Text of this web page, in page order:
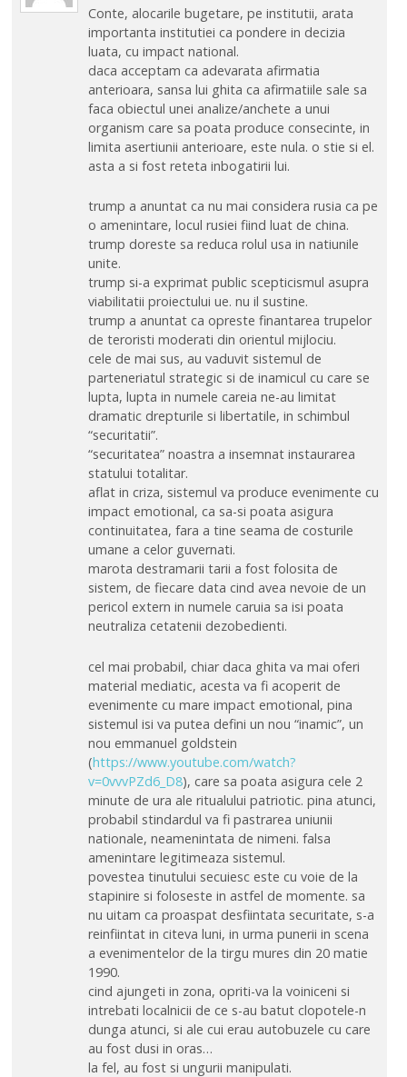
Conte, alocarile bugetare, pe institutii, arata
importanta institutiei ca pondere in decizia
luata, cu impact national.
daca acceptam ca adevarata afirmatia
anterioara, sansa lui ghita ca afirmatiile sale sa
faca obiectul unei analize/anchete a unui
organism care sa poata produce consecinte, in
limita asertiunii anterioare, este nula. o stie si el.
asta a si fost reteta inbogatirii lui.
trump a anuntat ca nu mai considera rusia ca pe
o amenintare, locul rusiei fiind luat de china.
trump doreste sa reduca rolul usa in natiunile
unite.
trump si-a exprimat public scepticismul asupra
viabilitatii proiectului ue. nu il sustine.
trump a anuntat ca opreste finantarea trupelor
de teroristi moderati din orientul mijlociu.
cele de mai sus, au vaduvit sistemul de
parteneriatul strategic si de inamicul cu care se
lupta, lupta in numele careia ne-au limitat
dramatic drepturile si libertatile, in schimbul
“securitatii”.
“securitatea” noastra a insemnat instaurarea
statului totalitar.
aflat in criza, sistemul va produce evenimente cu
impact emotional, ca sa-si poata asigura
continuitatea, fara a tine seama de costurile
umane a celor guvernati.
marota destramarii tarii a fost folosita de
sistem, de fiecare data cind avea nevoie de un
pericol extern in numele caruia sa isi poata
neutraliza cetatenii dezobedienti.
cel mai probabil, chiar daca ghita va mai oferi
material mediatic, acesta va fi acoperit de
evenimente cu mare impact emotional, pina
sistemul isi va putea defini un nou “inamic”, un
nou emmanuel goldstein
(https://www.youtube.com/watch?
v=0vvvPZd6_D8), care sa poata asigura cele 2
minute de ura ale ritualului patriotic. pina atunci,
probabil stindardul va fi pastrarea uniunii
nationale, neamenintata de nimeni. falsa
amenintare legitimeaza sistemul.
povestea tinutului secuiesc este cu voie de la
stapinire si foloseste in astfel de momente. sa
nu uitam ca proaspat desfiintata securitate, s-a
reinfiintat in citeva luni, in urma punerii in scena
a evenimentelor de la tirgu mures din 20 matie
1990.
cind ajungeti in zona, opriti-va la voiniceni si
intrebati localnicii de ce s-au batut clopotele-n
dunga atunci, si ale cui erau autobuzele cu care
au fost dusi in oras…
la fel, au fost si ungurii manipulati.